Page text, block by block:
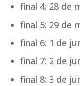
final 4: 28 de
final 5: 29 de
final 6: 1 de
final 7: 2 de
final 8: 3 de